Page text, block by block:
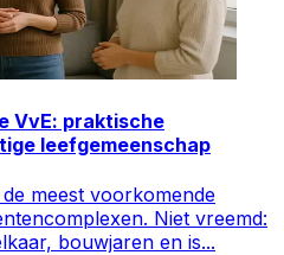
VvE: praktische
leefgemeenschap
meest voorkomende
Niet vreemd:
bouwjaren en is...